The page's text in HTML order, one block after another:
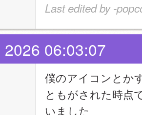
Last edited by -
06:03:07
僕のアイコンとか
ともがされた時点
いました